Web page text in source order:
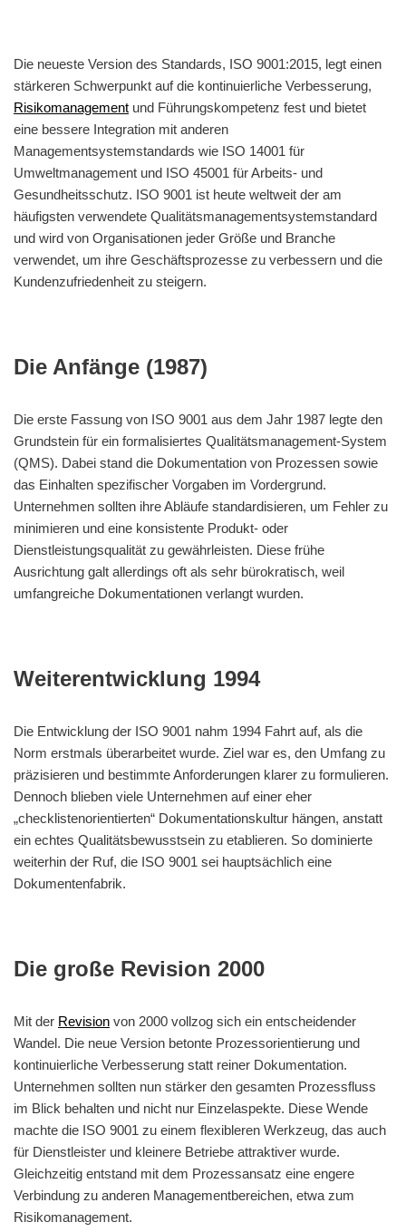
Die neueste Version des Standards, ISO 9001:2015, legt einen
stärkeren Schwerpunkt auf die kontinuierliche Verbesserung,
Risikomanagement und Führungskompetenz fest und bietet
eine bessere Integration mit anderen
Managementsystemstandards wie ISO 14001 für
Umweltmanagement und ISO 45001 für Arbeits- und
Gesundheitsschutz. ISO 9001 ist heute weltweit der am
häufigsten verwendete Qualitätsmanagementsystemstandard
und wird von Organisationen jeder Größe und Branche
verwendet, um ihre Geschäftsprozesse zu verbessern und die
Kundenzufriedenheit zu steigern.
Die Anfänge (1987)
Die erste Fassung von ISO 9001 aus dem Jahr 1987 legte den
Grundstein für ein formalisiertes Qualitätsmanagement-System
(QMS). Dabei stand die Dokumentation von Prozessen sowie
das Einhalten spezifischer Vorgaben im Vordergrund.
Unternehmen sollten ihre Abläufe standardisieren, um Fehler zu
minimieren und eine konsistente Produkt- oder
Dienstleistungsqualität zu gewährleisten. Diese frühe
Ausrichtung galt allerdings oft als sehr bürokratisch, weil
umfangreiche Dokumentationen verlangt wurden.
Weiterentwicklung 1994
Die Entwicklung der ISO 9001 nahm 1994 Fahrt auf, als die
Norm erstmals überarbeitet wurde. Ziel war es, den Umfang zu
präzisieren und bestimmte Anforderungen klarer zu formulieren.
Dennoch blieben viele Unternehmen auf einer eher
„checklistenorientierten“ Dokumentationskultur hängen, anstatt
ein echtes Qualitätsbewusstsein zu etablieren. So dominierte
weiterhin der Ruf, die ISO 9001 sei hauptsächlich eine
Dokumentenfabrik.
Die große Revision 2000
Mit der Revision von 2000 vollzog sich ein entscheidender
Wandel. Die neue Version betonte Prozessorientierung und
kontinuierliche Verbesserung statt reiner Dokumentation.
Unternehmen sollten nun stärker den gesamten Prozessfluss
im Blick behalten und nicht nur Einzelaspekte. Diese Wende
machte die ISO 9001 zu einem flexibleren Werkzeug, das auch
für Dienstleister und kleinere Betriebe attraktiver wurde.
Gleichzeitig entstand mit dem Prozessansatz eine engere
Verbindung zu anderen Managementbereichen, etwa zum
Risikomanagement.